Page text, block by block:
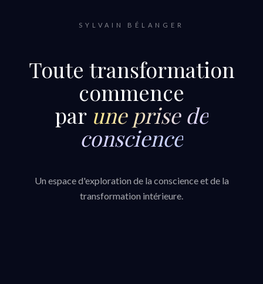
SYLVAIN BÉLANGER
Toute transformation
commence
par une prise de
conscience
Un espace d'exploration de la conscience et de la
transformation intérieure.